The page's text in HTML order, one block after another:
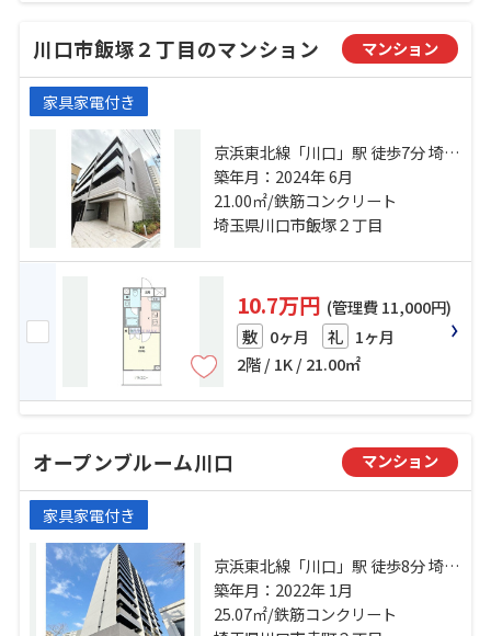
川口市飯塚２丁目のマンション マンション
家具家電付き
京浜東北線「川口」駅 徒歩7分 埼玉
高速鉄道「川口元郷」駅 徒歩24分
京浜東北線「西川口」駅 徒歩28分
築年月：2024年 6月
21.00㎡/鉄筋コンクリート
埼玉県川口市飯塚２丁目
10.7万円 (管理費 11,000円)
敷 0ヶ月 礼 1ヶ月
2階 / 1K / 21.00㎡
オープンブルーム川口 マンション
家具家電付き
京浜東北線「川口」駅 徒歩8分 埼玉
高速鉄道「川口元郷」駅 徒歩17分
京浜東北線「西川口」駅 徒歩25分
築年月：2022年 1月
25.07㎡/鉄筋コンクリート